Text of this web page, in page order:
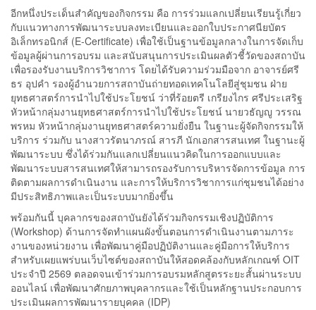
อีกหนึ่งประเด็นสำคัญของกิจกรรม คือ การร่วมแลกเปลี่ยนเรียนรู้เกี่ยว
กับแนวทางการพัฒนาระบบลงทะเบียนและออกใบประกาศนียบัตร
อิเล็กทรอนิกส์ (E-Certificate) เพื่อใช้เป็นฐานข้อมูลกลางในการจัดเก็บ
ข้อมูลผู้ผ่านการอบรม และสนับสนุนการประเมินผลตัวชี้วัดของสถาบัน
เพื่อรองรับงานบริการวิชาการ โดยได้รับความร่วมมือจาก อาจารย์ศรี
ธร อุปคำ รองผู้อำนวยการสถาบันถ่ายทอดเทคโนโลยีสู่ชุมชน ฝ่าย
ยุทธศาสตร์การนำไปใช้ประโยชน์ ว่าที่ร้อยตรี เกรียงไกร ศรีประเสริฐ
หัวหน้ากลุ่มงานยุทธศาสตร์การนำไปใช้ประโยชน์ นายวธัญญู วรรณ
พรหม หัวหน้ากลุ่มงานยุทธศาสตร์ความยั่งยืน ในฐานะผู้จัดกิจกรรมให้
บริการ ร่วมกับ นางสาวรัตนาภรณ์ สารภี นักเอกสารสนเทศ ในฐานะผู้
พัฒนาระบบ ซึ่งได้ร่วมกันแลกเปลี่ยนแนวคิดในการออกแบบและ
พัฒนาระบบสารสนเทศให้สามารถรองรับการบริหารจัดการข้อมูล การ
ติดตามผลการดำเนินงาน และการให้บริการวิชาการแก่ชุมชนได้อย่าง
มีประสิทธิภาพและเป็นระบบมากยิ่งขึ้น
พร้อมกันนี้ บุคลากรของสถาบันยังได้ร่วมกิจกรรมเชิงปฏิบัติการ
(Workshop) ด้านการจัดทำแผนผังขั้นตอนการดำเนินงานตามภาระ
งานของหน่วยงาน เพื่อพัฒนาคู่มือปฏิบัติงานและคู่มือการให้บริการ
สำหรับเผยแพร่บนเว็บไซต์ของสถาบันให้สอดคล้องกับหลักเกณฑ์ OIT
ประจำปี 2569 ตลอดจนเข้าร่วมการอบรมหลักสูตรระยะสั้นผ่านระบบ
ออนไลน์ เพื่อพัฒนาศักยภาพบุคลากรและใช้เป็นหลักฐานประกอบการ
ประเมินผลการพัฒนารายบุคคล (IDP)